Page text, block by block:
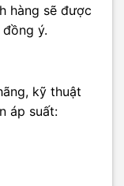
hàng sẽ được
ý.
kỹ thuật
áp suất: